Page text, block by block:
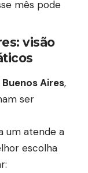
mês pode
visão
Aires,
ser
um atende a
escolha